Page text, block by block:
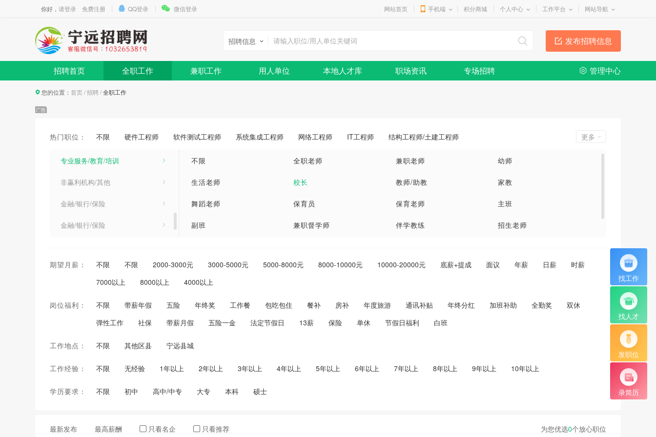
你好， 请登录 免费注册 QQ登录 微信登录 网站首页 手机端 积分商城 个人中心 工作平台 网站导航
发布招聘信息
招聘信息
招聘首页 全职工作 兼职工作 用人单位 本地人才库 职场资讯 专场招聘 管理中心
找工作
找人才
发职位
录简历
您的位置： 首页/招聘/全职工作
热门职位： 不限 硬件工程师 软件测试工程师 系统集成工程师 网络工程师 IT工程师 结构工程师/土建工程师 更多
市场/广告/公关与媒介
人力资源/行政/文职人员
财务/审计/统计
贸易/物流/采购/运输
酒店/餐饮/旅游/运动休闲
贸易/消费/制造/营运
专业服务/教育/培训
非赢利机构/其他
金融/银行/保险
金融/银行/保险
不限 全职老师 兼职老师 幼师
生活老师 校长 教师/助教 家教
舞蹈老师 保育员 保育老师 主班
副班 兼职督学师 伴学教练 招生老师
期望月薪：
不限 不限 2000-3000元 3000-5000元 5000-8000元 8000-10000元 10000-20000元 底薪+提成 面议 年薪 日薪
时薪
7000以上
8000以上 4000以上
岗位福利： 不限 带薪年假 五险 年终奖 工作餐 包吃包住 餐补 房补 年度旅游 通讯补贴 年终分红 加班补助 全勤奖
双休
弹性工作
社保 带薪月假 五险一金 法定节假日 13薪 保险 单休 节假日福利 白班
工作地点： 不限 其他区县 宁远县城
工作经验： 不限 无经验 1年以上 2年以上 3年以上 4年以上 5年以上 6年以上 7年以上 8年以上 9年以上 10年以上
学历要求： 不限 初中 高中/中专 大专 本科 硕士
为您优选0个放心职位
最新发布 最高薪酬 只看名企 只看推荐